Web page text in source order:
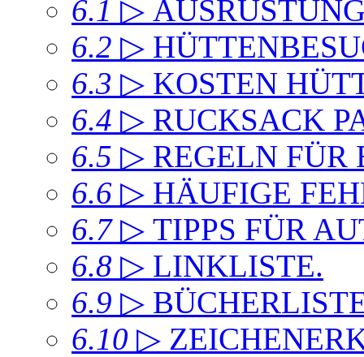
6.1 ▷
6.2 ▷
6.3 ▷ KOSTEN
6.4 ▷ RUCKSACK
6.5 ▷ REGELN FÜR
6.6 ▷ HÄUFIGE
6.7 ▷ TIPPS FÜR
6.8 ▷ LINKLISTE.
6.9 ▷
6.10 ▷